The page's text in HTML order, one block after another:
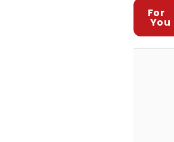
For
You